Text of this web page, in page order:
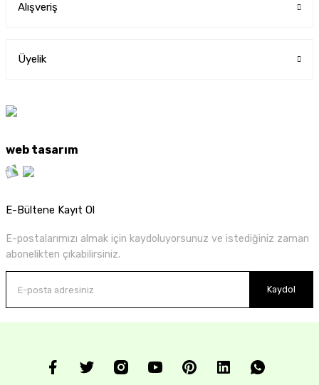
Alışveriş
Üyelik
web tasarım
E-Bültene Kayıt Ol
E-postalarımızı almak için kaydoluyorsunuz ve istediğiniz zaman
abonelikten çıkabilirsiniz.
Kaydol